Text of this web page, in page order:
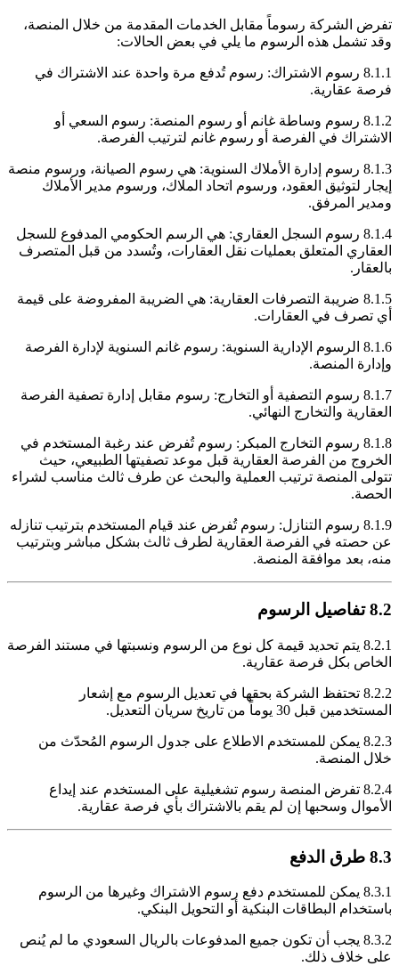
تفرض الشركة رسوماً مقابل الخدمات المقدمة من خلال المنصة،
وقد تشمل هذه الرسوم ما يلي في بعض الحالات:
8.1.1 رسوم الاشتراك: رسوم تُدفع مرة واحدة عند الاشتراك في
فرصة عقارية.
8.1.2 رسوم وساطة غانم أو رسوم المنصة: رسوم السعي أو
الاشتراك في الفرصة أو رسوم غانم لترتيب الفرصة.
8.1.3 رسوم إدارة الأملاك السنوية: هي رسوم الصيانة، ورسوم منصة
إيجار لتوثيق العقود، ورسوم اتحاد الملاك، ورسوم مدير الأملاك
ومدير المرفق.
8.1.4 رسوم السجل العقاري: هي الرسم الحكومي المدفوع للسجل
العقاري المتعلق بعمليات نقل العقارات، وتُسدد من قبل المتصرف
بالعقار.
8.1.5 ضريبة التصرفات العقارية: هي الضريبة المفروضة على قيمة
أي تصرف في العقارات.
8.1.6 الرسوم الإدارية السنوية: رسوم غانم السنوية لإدارة الفرصة
وإدارة المنصة.
8.1.7 رسوم التصفية أو التخارج: رسوم مقابل إدارة تصفية الفرصة
العقارية والتخارج النهائي.
8.1.8 رسوم التخارج المبكر: رسوم تُفرض عند رغبة المستخدم في
الخروج من الفرصة العقارية قبل موعد تصفيتها الطبيعي، حيث
تتولى المنصة ترتيب العملية والبحث عن طرف ثالث مناسب لشراء
الحصة.
8.1.9 رسوم التنازل: رسوم تُفرض عند قيام المستخدم بترتيب تنازله
عن حصته في الفرصة العقارية لطرف ثالث بشكل مباشر وبترتيب
منه، بعد موافقة المنصة.
8.2 تفاصيل الرسوم
8.2.1 يتم تحديد قيمة كل نوع من الرسوم ونسبتها في مستند الفرصة
الخاص بكل فرصة عقارية.
8.2.2 تحتفظ الشركة بحقها في تعديل الرسوم مع إشعار
المستخدمين قبل 30 يوماً من تاريخ سريان التعديل.
8.2.3 يمكن للمستخدم الاطلاع على جدول الرسوم المُحدّث من
خلال المنصة.
8.2.4 تفرض المنصة رسوم تشغيلية على المستخدم عند إيداع
الأموال وسحبها إن لم يقم بالاشتراك بأي فرصة عقارية.
8.3 طرق الدفع
8.3.1 يمكن للمستخدم دفع رسوم الاشتراك وغيرها من الرسوم
باستخدام البطاقات البنكية أو التحويل البنكي.
8.3.2 يجب أن تكون جميع المدفوعات بالريال السعودي ما لم يُنص
على خلاف ذلك.